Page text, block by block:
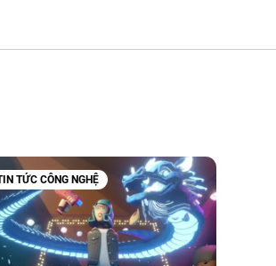
TỨC CÔNG NGHỆ